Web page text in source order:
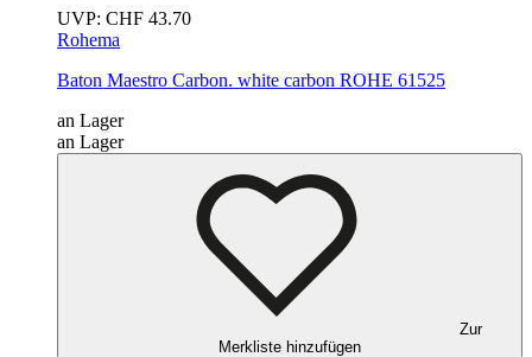
UVP: CHF 43.70
Rohema
Baton Maestro Carbon. white carbon ROHE 61525
an Lager
an Lager
Zur
Merkliste hinzufügen